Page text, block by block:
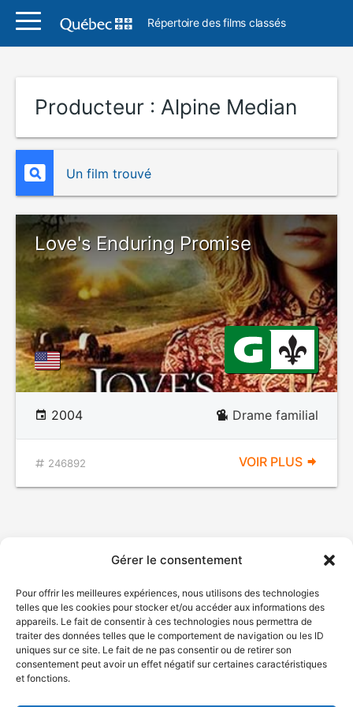
Gérer le consentement
Pour offrir les meilleures expériences, nous utilisons des technologies
telles que les cookies pour stocker et/ou accéder aux informations des
appareils. Le fait de consentir à ces technologies nous permettra de
traiter des données telles que le comportement de navigation ou les ID
uniques sur ce site. Le fait de ne pas consentir ou de retirer son
consentement peut avoir un effet négatif sur certaines caractéristiques
et fonctions.
Répertoire des films classés
Producteur : Alpine Median
Un film trouvé
Love's Enduring Promise
2004 Drame familial
246892 VOIR PLUS